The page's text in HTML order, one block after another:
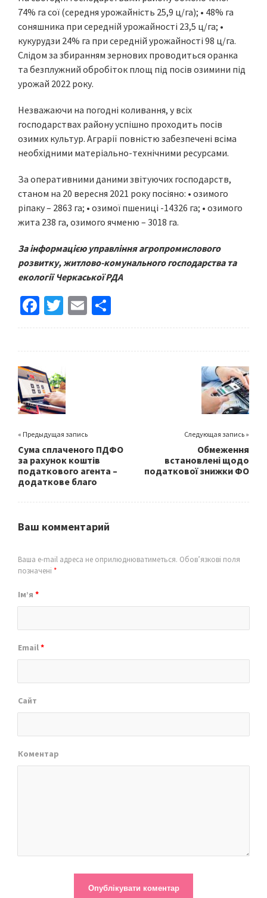
74% га сої (середня урожайність 25,9 ц/га); • 48% га
соняшника при середній урожайності 23,5 ц/га; •
кукурудзи 24% га при середній урожайності 98 ц/га.
Слідом за збиранням зернових проводиться оранка
та безплужний обробіток площ під посів озимини під
урожай 2022 року.
Незважаючи на погодні коливання, у всіх
господарствах району успішно проходить посів
озимих культур. Аграрії повністю забезпечені всіма
необхідними матеріально-технічними ресурсами.
За оперативними даними звітуючих господарств,
станом на 20 вересня 2021 року посіяно: • озимого
ріпаку – 2863 га; • озимої пшениці -14326 га; • озимого
жита 238 га, озимого ячменю – 3018 га.
За інформацією управління агропромислового
розвитку, житлово-комунального господарства та
екології Черкаської РДА
Fa
ce
o
k
T
wi
E
m h
« Предыдущая запись
Сума сплаченого ПДФО
за рахунок коштів
податкового агента –
додаткове благо
Следующая запись »
Обмеження
встановлені щодо
податкової знижки ФО
Ваш комментарий
Ваша e-mail адреса не оприлюднюватиметься. Обов’язкові поля
позначені *
Ім’я *
Email*
Сайт
Коментар